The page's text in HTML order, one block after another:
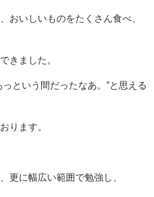
おいしいものをたくさん食べ、
きました。
っという間だったなあ。”と思える
ります。
更に幅広い範囲で勉強し、